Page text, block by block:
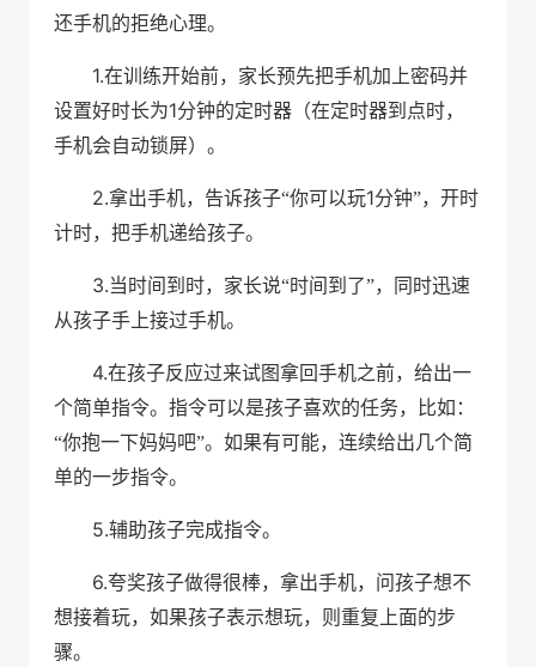
还手机的拒绝心理。
1.在训练开始前，家长预先把手机加上密码并
设置好时长为1分钟的定时器（在定时器到点时，
手机会自动锁屏）。
2.拿出手机，告诉孩子“你可以玩1分钟”，开时
计时，把手机递给孩子。
3.当时间到时，家长说“时间到了”，同时迅速
从孩子手上接过手机。
4.在孩子反应过来试图拿回手机之前，给出一
个简单指令。指令可以是孩子喜欢的任务，比如：
“你抱一下妈妈吧”。如果有可能，连续给出几个简
单的一步指令。
5.辅助孩子完成指令。
6.夸奖孩子做得很棒，拿出手机，问孩子想不
想接着玩，如果孩子表示想玩，则重复上面的步
骤。